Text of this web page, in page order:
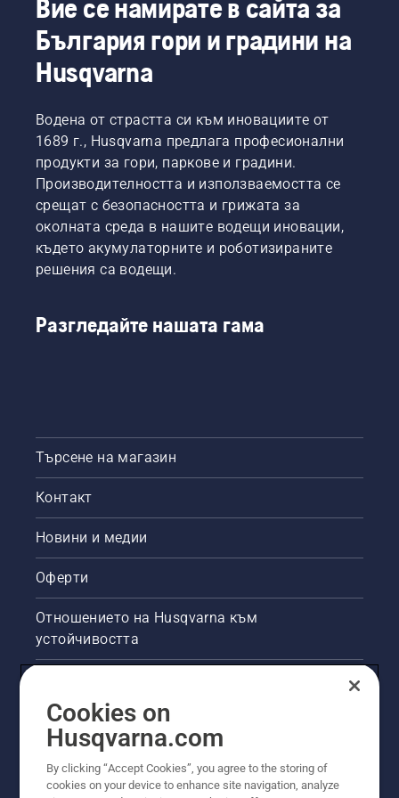
докато
развитието
на
бизнеса.
шведските
компании
Husqvarna
Group се
нарежда
на
първо
категорията
"Лични
стоки".
тъй
като
наред с
други
безопасност
те са
оборудвани
въртящи
се
ножове.
Husqvarna
по
темата
функции
безопасност
те са
въртящи
се
ножове.
Husqvarna
Group
изследванията
по
следващото
Вие се намирате в сайта за
България гори и градини на
Husqvarna
Водена от страстта си към иновациите от
1689 г., Husqvarna предлага професионални
продукти за гори, паркове и градини.
Производителността и използваемостта се
срещат с безопасността и грижата за
околната среда в нашите водещи иновации,
където акумулаторните и роботизираните
решения са водещи.
Разгледайте нашата гама
Търсене на магазин
Контакт
Новини и медии
Оферти
Отношението на Husqvarna към
устойчивостта
Други сайтове на Husqvarna
Cookies on
Husqvarna.com
By clicking “Accept Cookies”, you agree to the storing of
cookies on your device to enhance site navigation, analyze